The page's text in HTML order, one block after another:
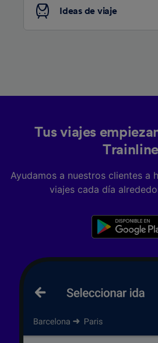
Ideas de viaje
Tus viajes
Trainline
Ayudamos a nuestros clientes a
viajes cada día